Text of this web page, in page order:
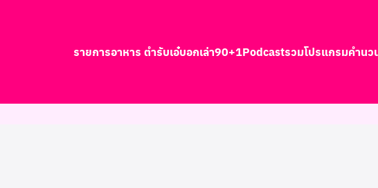
รายการอาหาร ตำรับเอ๋บอกเล่า90+1Podcastรวมโปรแกรมคำน